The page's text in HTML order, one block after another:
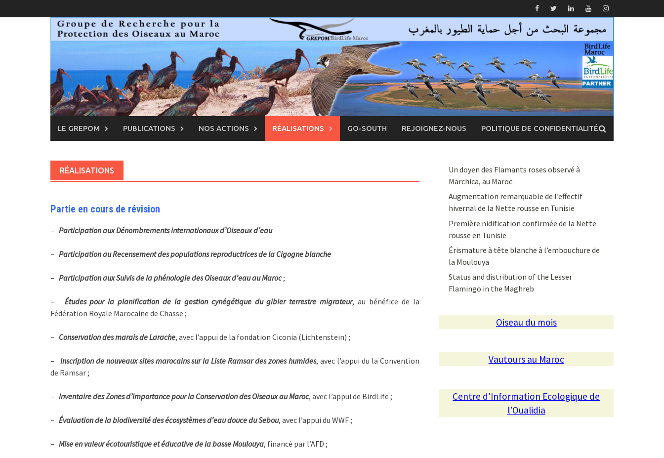
to
LE GREPOM PUBLICATIONS NOS ACTIONS RÉALISATIONS GO-SOUTH REJOIGNEZ-NOUS POLITIQUE DE CONFIDENTIALITÉ
RÉALISATIONS
Partie en cours de révision
– Participation aux Dénombrements internationaux d’Oiseaux d’eau
– Participation au Recensement des populations reproductrices de la Cigogne blanche
– Participation aux Suivis de la phénologie des Oiseaux d’eau au Maroc;
– Études pour la planification de la gestion cynégétique du gibier terrestre migrateur, au bénéfice de la
Fédération Royale Marocaine de Chasse ;
– Conservation des marais de Larache, avec l’appui de la fondation Ciconia (Lichtenstein) ;
– Inscription de nouveaux sites marocains sur la Liste Ramsar des zones humides, avec l’appui du la Convention
de Ramsar ;
– Inventaire des Zones d’Importance pour la Conservation des Oiseaux au Maroc, avec l’appui de BirdLife ;
– Évaluation de la biodiversité des écosystèmes d’eau douce du Sebou, avec l’appui du WWF ;
– Mise en valeur écotouristique et éducative de la basse Moulouya, financé par l’AFD ;
Un doyen des Flamants roses observé à
Marchica, au Maroc
Augmentation remarquable de l’effectif
hivernal de la Nette rousse en Tunisie
Première nidification confirmée de la Nette
rousse en Tunisie
Érismature à tête blanche à l’embouchure de
la Moulouya
Status and distribution of the Lesser
Flamingo in the Maghreb
Oiseau du mois
Vautours au Maroc
Centre d'Information Ecologique de
l’Oualidia